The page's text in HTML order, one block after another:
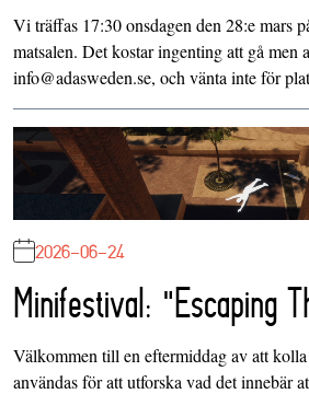
Vi träffas 17:30 onsdagen den 28:e mars
matsalen. Det kostar ingenting att gå men
info@adasweden.se, och vänta inte för
2026-06-24
Minifestival: "Escaping
Välkommen till en eftermiddag av att
användas för att utforska vad det innebär